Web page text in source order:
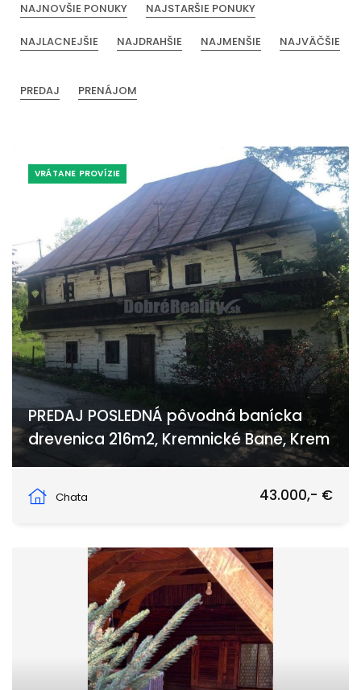
NAJNOVŠIE PONUKY NAJSTARŠIE PONUKY
NAJLACNEJŠIE NAJDRAHŠIE NAJMENŠIE NAJVÄČŠIE
PREDAJ PRENÁJOM
VRÁTANE PROVÍZIE
PREDAJ POSLEDNÁ pôvodná banícka
drevenica 216m2, Kremnické Bane, Krem
Chata
43.000,- €